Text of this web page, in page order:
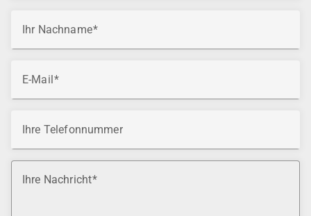
Ihr Nachname
E-Mail
Ihre Telefonnummer
Ihre Nachricht